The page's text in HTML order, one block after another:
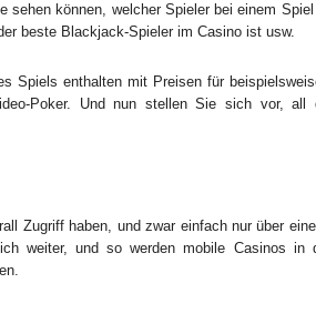
können, welcher Spieler bei einem
beste Blackjack-Spieler im Casino ist usw.
Spiels enthalten mit Preisen für
Poker. Und nun stellen Sie sich vor,
Zugriff haben, und zwar einfach nur über
weiter, und so werden mobile Casinos in